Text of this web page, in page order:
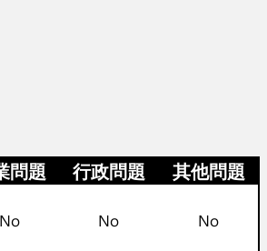
問題 行政問題 其他問題
No No No